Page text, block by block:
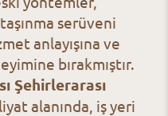
serüveni
anlayışına ve
bırakmıştır.
Şehirlerarası
alanında, iş yeri